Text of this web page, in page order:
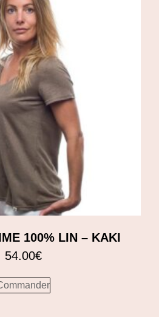
100% LIN – KAKI
54.00€